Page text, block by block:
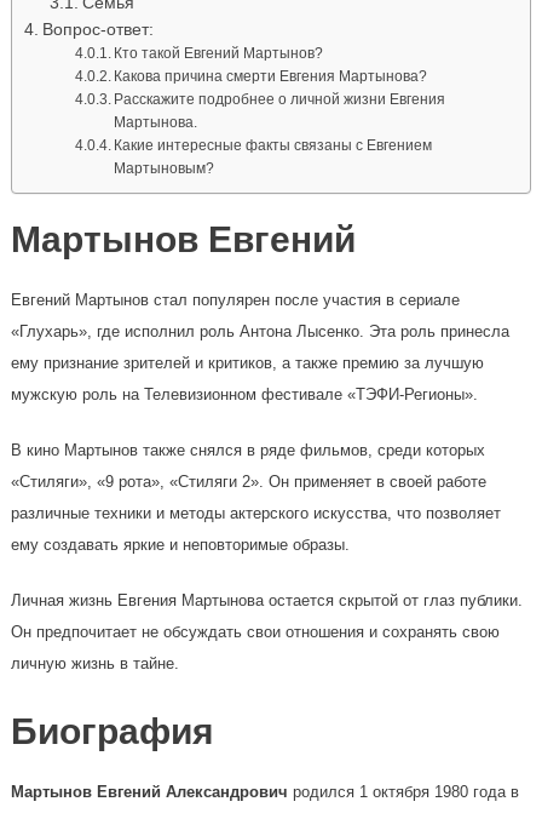
Вопрос-ответ:
Кто такой Евгений Мартынов?
Какова причина смерти Евгения Мартынова?
Расскажите подробнее о личной жизни Евгения
Мартынова.
Какие интересные факты связаны с Евгением
Мартыновым?
Мартынов Евгений
Евгений Мартынов стал популярен после участия в сериале
«Глухарь», где исполнил роль Антона Лысенко. Эта роль принесла
ему признание зрителей и критиков, а также премию за лучшую
мужскую роль на Телевизионном фестивале «ТЭФИ-Регионы».
В кино Мартынов также снялся в ряде фильмов, среди которых
«Стиляги», «9 рота», «Стиляги 2». Он применяет в своей работе
различные техники и методы актерского искусства, что позволяет
ему создавать яркие и неповторимые образы.
Личная жизнь Евгения Мартынова остается скрытой от глаз публики.
Он предпочитает не обсуждать свои отношения и сохранять свою
личную жизнь в тайне.
Биография
Мартынов Евгений Александрович родился 1 октября 1980 года в